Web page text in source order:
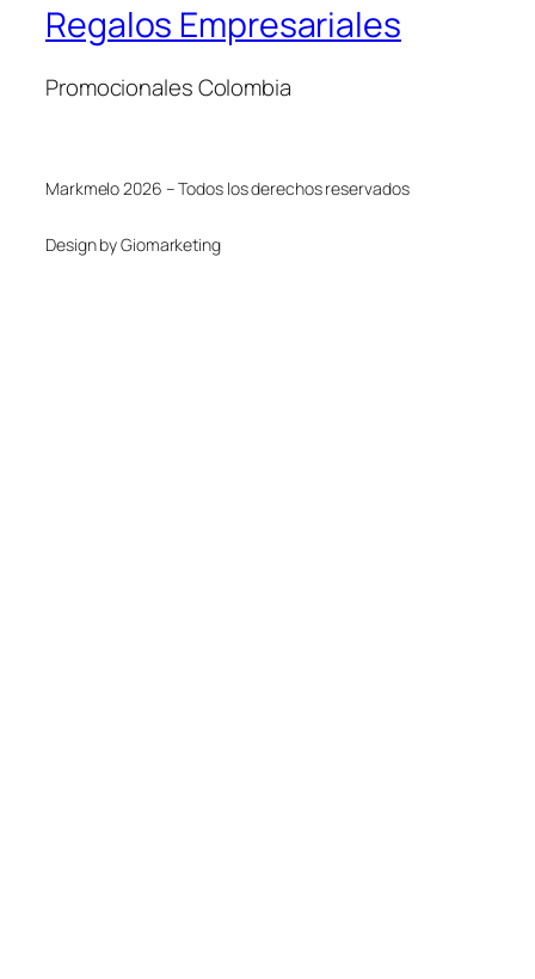
Regalos Empresariales
Promocionales Colombia
Markmelo 2026 – Todos los derechos reservados
Design by Giomarketing